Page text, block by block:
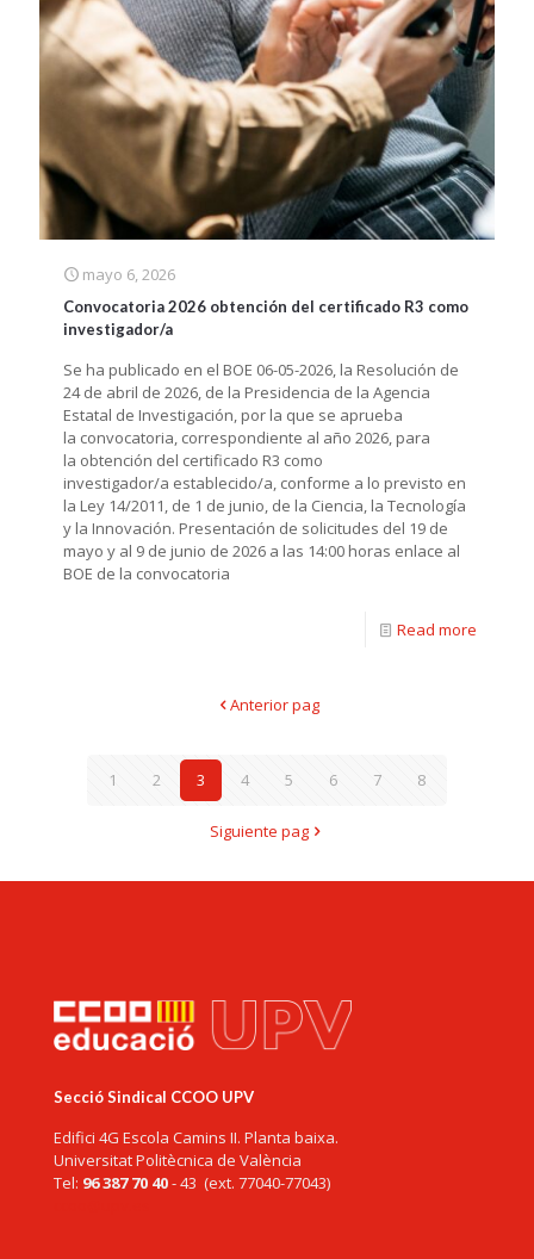
mayo 6, 2026
Convocatoria 2026 obtención del certificado R3 como
investigador/a
Se ha publicado en el BOE 06-05-2026, la Resolución de
24 de abril de 2026, de la Presidencia de la Agencia
Estatal de Investigación, por la que se aprueba
la convocatoria, correspondiente al año 2026, para
la obtención del certificado R3 como
investigador/a establecido/a, conforme a lo previsto en
la Ley 14/2011, de 1 de junio, de la Ciencia, la Tecnología
y la Innovación. Presentación de solicitudes del 19 de
mayo y al 9 de junio de 2026 a las 14:00 horas enlace al
BOE de la convocatoria
Read more
Anterior pag
1 2 3 4 5 6 7 8
Siguiente pag
Secció Sindical CCOO UPV
Edifici 4G Escola Camins II. Planta baixa.
Universitat Politècnica de València
Tel: 96 387 70 40- 43 (ext. 77040-77043)